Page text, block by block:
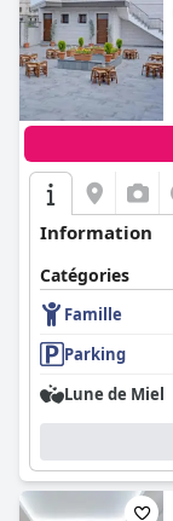
Information
Catégories
Famille
Parking
Lune de Miel